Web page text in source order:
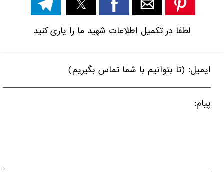
لطفا در تکمیل اطلاعات شهید ما را یاری کنید
ایمیل: (تا بتوانیم با شما تماس بگیریم)
پیام: